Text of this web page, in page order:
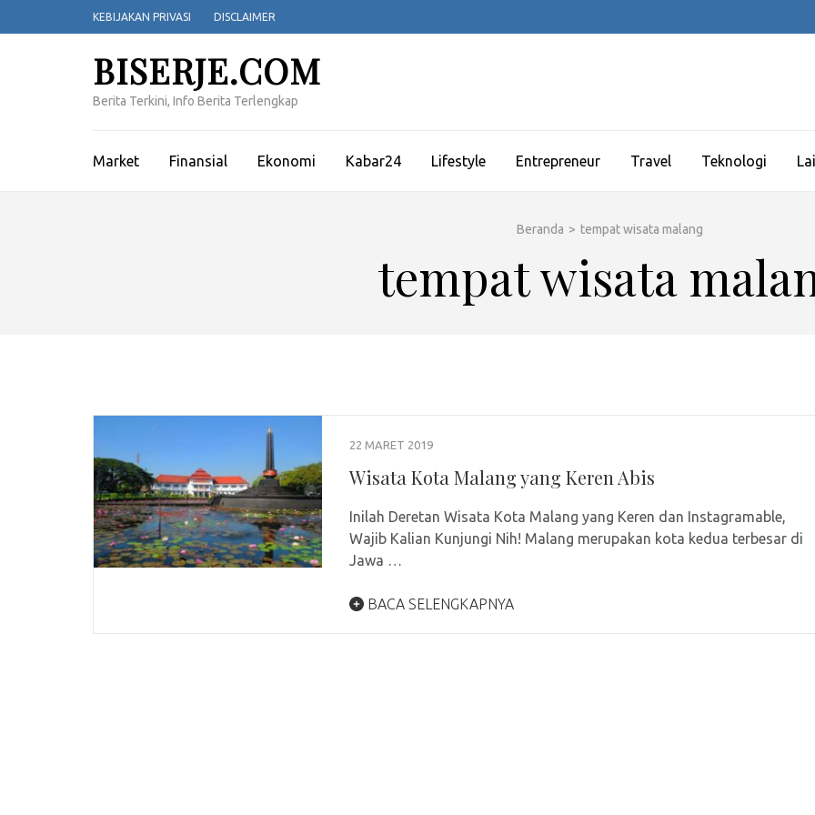
ke
KEBIJAKAN PRIVASI DISCLAIMER
BISERJE.COM
Berita Terkini, Info Berita Terlengkap
Market Finansial Ekonomi Kabar24 Lifestyle Entrepreneur Travel Teknologi
Beranda > tempat wisata malang
tempat wisata
22 MARET 2019
Wisata Kota Malang yang Keren Abis
Inilah Deretan Wisata Kota Malang yang Keren dan Instagramable,
Wajib Kalian Kunjungi Nih! Malang merupakan kota kedua terbesar di
Jawa …
BACA SELENGKAPNYA